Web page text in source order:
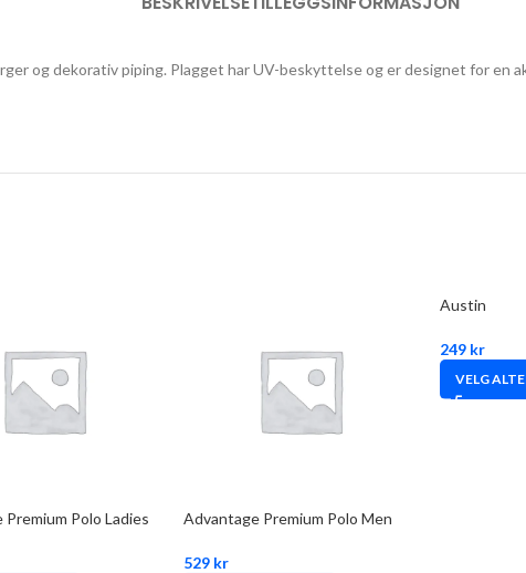
og dekorativ piping. Plagget har UV-beskyttelse og er designet for en
Polo Ladies Advantage Premium Polo Men
529 kr
Austin
249 kr
VELG